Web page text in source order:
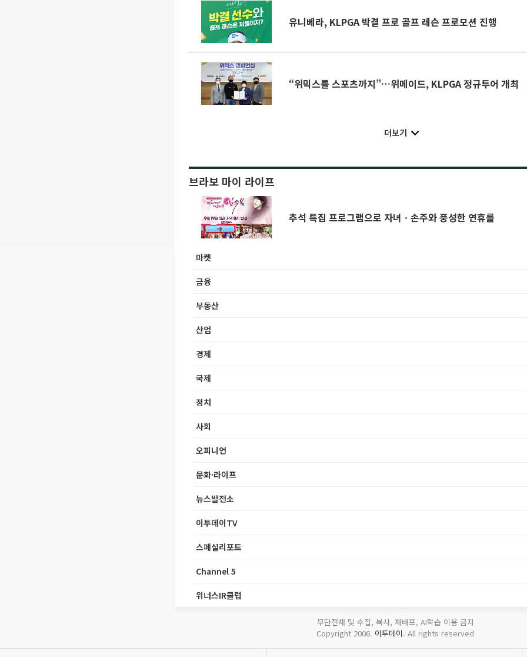
유니베라, KLPGA 박결 프로 골프 레슨 프로모션 진행
“위믹스를 스포츠까지”…위메이드, KLPGA 정규투어 개최
더보기
브라보 마이 라이프
추석 특집 프로그램으로 자녀ㆍ손주와 풍성한 연휴를
마켓
금융
부동산
산업
경제
국제
정치
사회
오피니언
문화·라이프
뉴스발전소
이투데이TV
스페셜리포트
Channel 5
위너스IR클럽
무단전재 및 수집, 복사, 재배포, AI학습 이용 금지
Copyright 2006. 이투데이. All rights reserved